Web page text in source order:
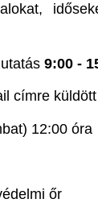
9:00 -
címre
12:00 óra
őr